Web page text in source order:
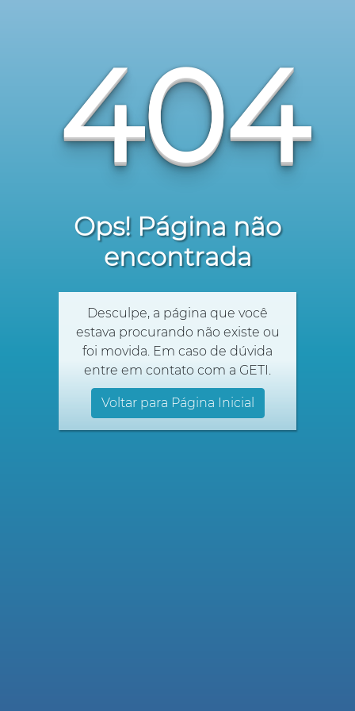
404
Ops! Página não
encontrada
Desculpe, a página que você
estava procurando não existe ou
foi movida. Em caso de dúvida
entre em contato com a GETI.
Voltar para Página Inicial